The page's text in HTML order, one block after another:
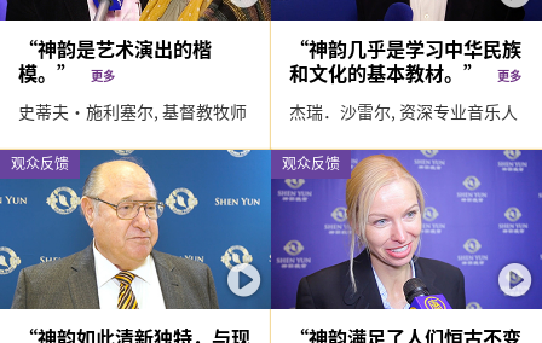
“神韵是艺术演出的楷
模。”
更多
史蒂夫·施利塞尔, 基督教牧师
“神韵几乎是学习中华民族
和文化的基本教材。”更多
杰瑞．沙雷尔,资深专业音乐人
观众反馈
“神韵如此清新独特，与现
观众反馈
“神韵满足了人们恒古不变